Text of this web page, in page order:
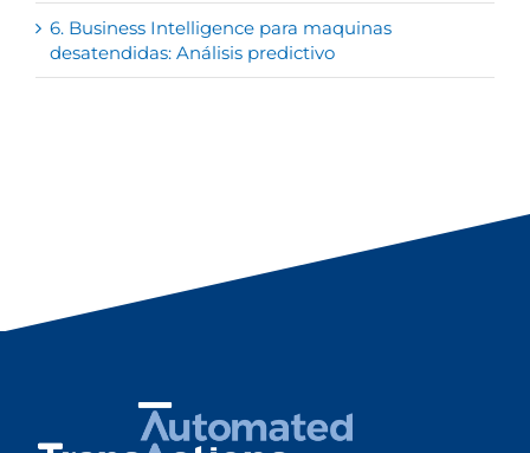
6. Business Intelligence para maquinas
desatendidas: Análisis predictivo